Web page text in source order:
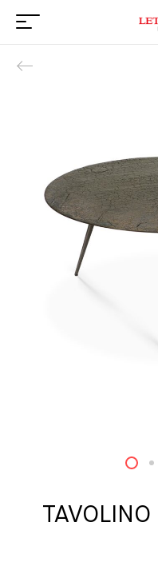
Product